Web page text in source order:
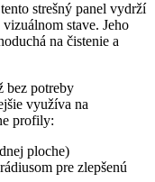
strešný panel vydrží
stave. Jeho
na čistenie a
bez potreby
využíva na
profily:
ploche)
pre zlepšenú